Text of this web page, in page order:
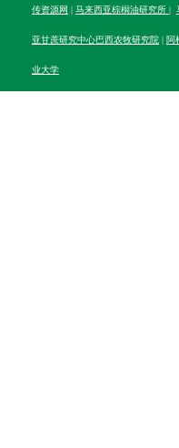
传资源网 | 马来西亚棕榈油研究所 |
亚甘蔗研究中心巴西农牧研究院| 阿
业大学